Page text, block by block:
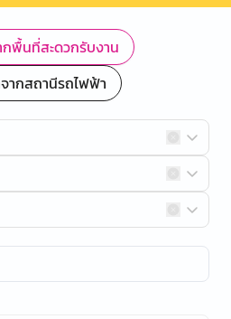
พื้นที่สะดวกรับงาน
ากสถานีรถไฟฟ้า